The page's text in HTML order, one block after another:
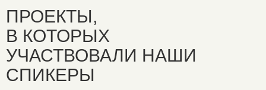
ПРОЕКТЫ,
В КОТОРЫХ
УЧАСТВОВАЛИ НАШИ
СПИКЕРЫ